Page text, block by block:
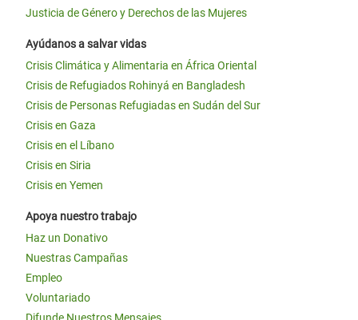
Justicia de Género y Derechos de las Mujeres
Ayúdanos a salvar vidas
Crisis Climática y Alimentaria en África Oriental
Crisis de Refugiados Rohinyá en Bangladesh
Crisis de Personas Refugiadas en Sudán del Sur
Crisis en Gaza
Crisis en el Líbano
Crisis en Siria
Crisis en Yemen
Apoya nuestro trabajo
Haz un Donativo
Nuestras Campañas
Empleo
Voluntariado